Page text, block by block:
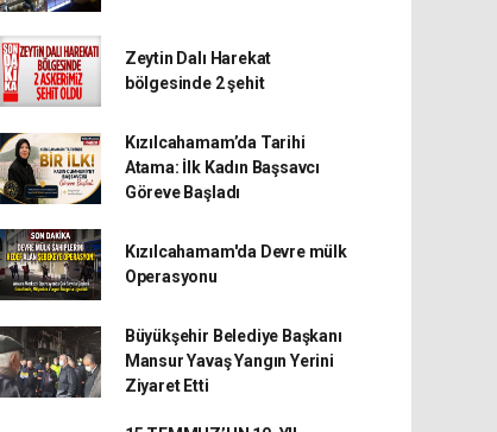
Zeytin Dalı Harekat
bölgesinde 2 şehit
Kızılcahamam’da Tarihi
Atama: İlk Kadın Başsavcı
Göreve Başladı
Kızılcahamam'da Devre mülk
Operasyonu
Büyükşehir Belediye Başkanı
Mansur Yavaş Yangın Yerini
Ziyaret Etti